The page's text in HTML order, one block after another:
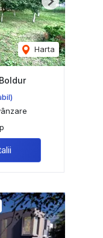
Harta
Next